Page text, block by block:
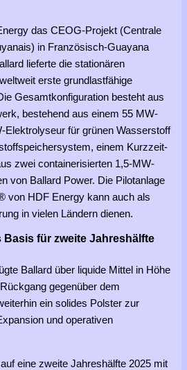
das CEOG-Projekt (Centrale
in Französisch-Guayana
lieferte die stationären
erste grundlastfähige
Gesamtkonfiguration besteht aus
bestehend aus einem 55 MW-
Elektrolyseur für grünen Wasserstoff
einem Kurzzeit-
zwei containerisierten 1,5-MW-
von Ballard Power. Die Pilotanlage
von HDF Energy kann auch als
in vielen Ländern dienen.
Basis für zweite Jahreshälfte
Ballard über liquide Mittel in Höhe
gegenüber dem
ein solides Polster zur
und operativen
eine zweite Jahreshälfte 2025 mit